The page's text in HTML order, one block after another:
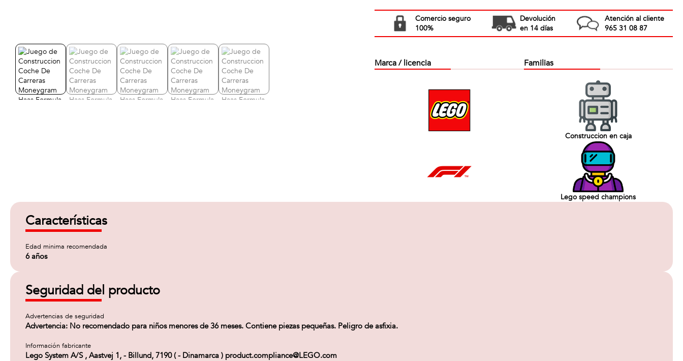
Comercio seguro
100%
Devolución
en 14 días
Atención al cliente
965 31 08 87
Marca / licencia Familias
Construccion en caja
Lego speed champions
Características
Edad minima recomendada
6 años
Seguridad del producto
Advertencias de seguridad
Advertencia: No recomendado para niños menores de 36 meses. Contiene piezas pequeñas. Peligro de asfixia.
Información fabricante
Lego System A/S , Aastvej 1, - Billund, 7190 ( - Dinamarca ) product.compliance@LEGO.com